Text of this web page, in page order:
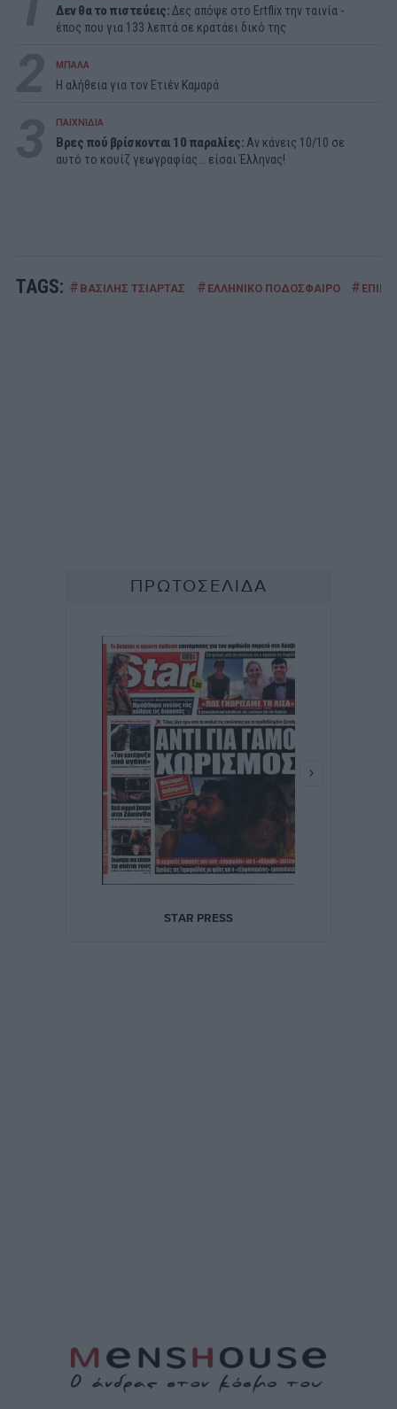
Δεν θα το πιστεύεις:Δες απόψε στο Ertflix την ταινία -
έπος που για 133 λεπτά σε κρατάει δικό της
ΜΠΑΛΑ
Η αλήθεια για τον Ετιέν Καμαρά
ΠΑΙΧΝΙΔΙΑ
Βρες πού βρίσκονται 10 παραλίες: Αν κάνεις 10/10 σε
αυτό το κουίζ γεωγραφίας... είσαι Έλληνας!
TAGS: # ΒΑΣΙΛΗΣ ΤΣΙΑΡΤΑΣ # ΕΛΛΗΝΙΚΟ ΠΟΔΟΣΦΑΙΡΟ #